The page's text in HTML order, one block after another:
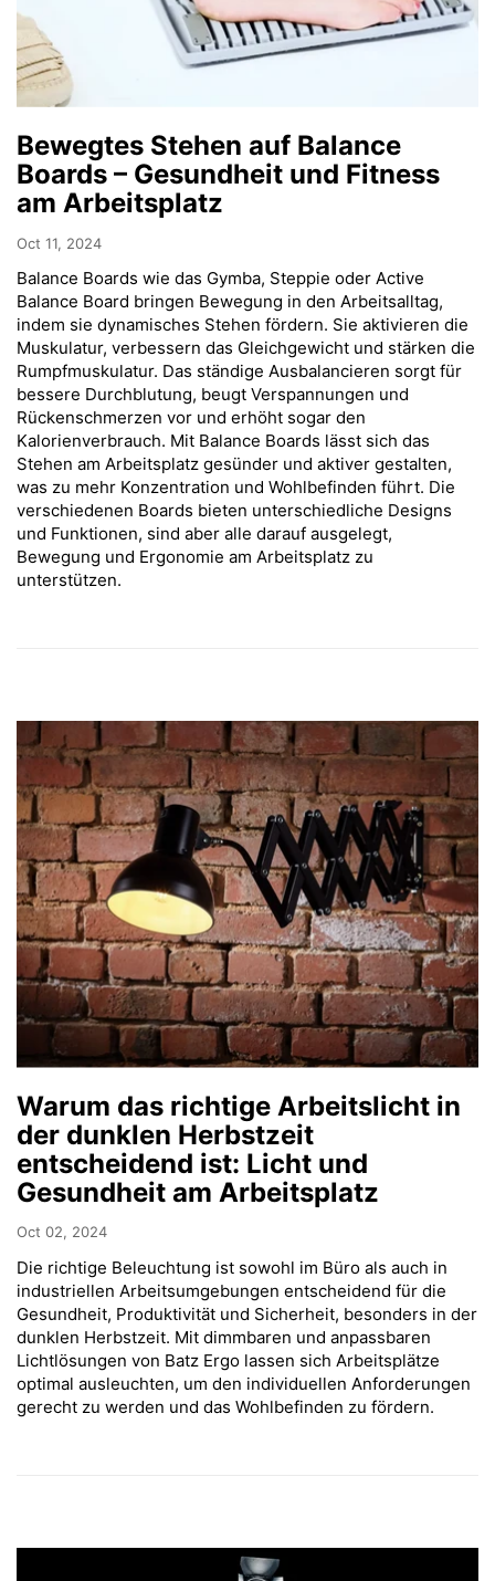
Bewegtes Stehen auf Balance
Boards – Gesundheit und Fitness
am Arbeitsplatz
Oct 11, 2024
Balance Boards wie das Gymba, Steppie oder Active
Balance Board bringen Bewegung in den Arbeitsalltag,
indem sie dynamisches Stehen fördern. Sie aktivieren die
Muskulatur, verbessern das Gleichgewicht und stärken die
Rumpfmuskulatur. Das ständige Ausbalancieren sorgt für
bessere Durchblutung, beugt Verspannungen und
Rückenschmerzen vor und erhöht sogar den
Kalorienverbrauch. Mit Balance Boards lässt sich das
Stehen am Arbeitsplatz gesünder und aktiver gestalten,
was zu mehr Konzentration und Wohlbefinden führt. Die
verschiedenen Boards bieten unterschiedliche Designs
und Funktionen, sind aber alle darauf ausgelegt,
Bewegung und Ergonomie am Arbeitsplatz zu
unterstützen.
Warum das richtige Arbeitslicht in
der dunklen Herbstzeit
entscheidend ist: Licht und
Gesundheit am Arbeitsplatz
Oct 02, 2024
Die richtige Beleuchtung ist sowohl im Büro als auch in
industriellen Arbeitsumgebungen entscheidend für die
Gesundheit, Produktivität und Sicherheit, besonders in der
dunklen Herbstzeit. Mit dimmbaren und anpassbaren
Lichtlösungen von Batz Ergo lassen sich Arbeitsplätze
optimal ausleuchten, um den individuellen Anforderungen
gerecht zu werden und das Wohlbefinden zu fördern.